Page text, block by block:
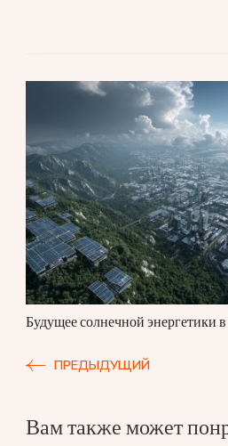
Навигация
по
записям
Будущее солнечной энергетики
ПРЕДЫДУЩИЙ
Вам также может